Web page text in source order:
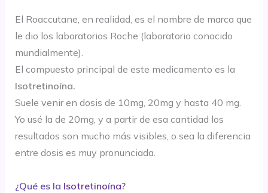
El Roaccutane, en realidad, es el nombre de marca que
le dio los laboratorios Roche (laboratorio conocido
mundialmente).
El compuesto principal de este medicamento es la
Isotretinoína.
Suele venir en dosis de 10mg, 20mg y hasta 40 mg.
Yo usé la de 20mg, y a partir de esa cantidad los
resultados son mucho más visibles, o sea la diferencia
entre dosis es muy pronunciada.
¿Qué es la Isotretinoína?